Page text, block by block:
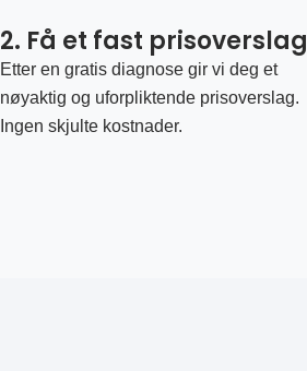
2. Få et fast prisoverslag
Etter en gratis diagnose gir vi deg et
nøyaktig og uforpliktende prisoverslag.
Ingen skjulte kostnader.